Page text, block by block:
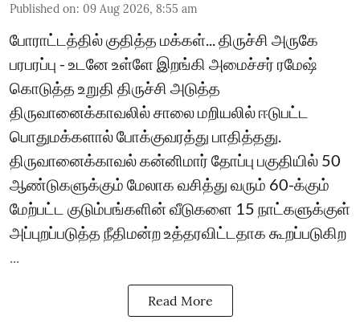
Published on: 09 Aug 2026, 8:55 am
போராட்டத்தில் குதித்த மக்கள்... திருச்சி அருகே
பரபரப்பு - உடனே உள்ளே இறங்கி அமைச்சர் ரமேஷ்
கொடுத்த உறுதி திருச்சி அடுத்த
திருவானைக்காவலில் சாலை மறியலில் ஈடுபட்ட
பொதுமக்களால் போக்குவரத்து பாதித்தது.
திருவானைக்காவல் கன்னிமார் தோப்பு பகுதியில் 50
ஆண்டுகளுக்கும் மேலாக வசித்து வரும் 60-க்கும்
மேற்பட்ட குடும்பங்களின் வீடுகளை 15 நாட்களுக்குள்
அப்புறப்படுத்த நீதிமன்ற உத்தரவிட்டதாக கூறப்படுகிற
Read More